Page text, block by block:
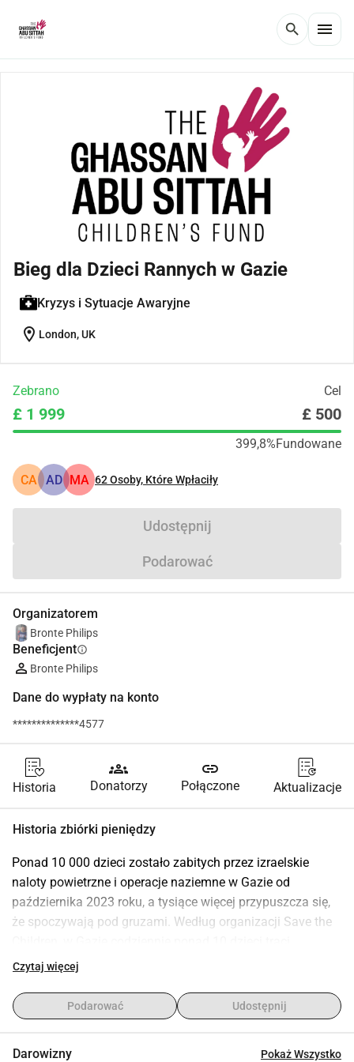
search menu
Bieg dla Dzieci Rannych w Gazie
Kryzys i Sytuacje Awaryjne
location_on London, UK
Zebrano Cel
£ 1 999 £ 500
399,8%Fundowane
CA AD MA 62Osoby, Które Wpłaciły
Udostępnij
Podarować
Organizatorem
Bronte Philips
Beneficjentinfo
Bronte Philips
Dane do wypłaty na konto
**************4577
Historia
groups
Donatorzy
link
Połączone Aktualizacje
Historia zbiórki pieniędzy
Ponad 10 000 dzieci zostało zabitych przez izraelskie
naloty powietrzne i operacje naziemne w Gazie od
października 2023 roku, a tysiące więcej przypuszcza się,
że spoczywają pod gruzami. Według organizacji Save the
kończynę. Tam, gdzie możliwa jest opieka medyczna,
dostępu do odpowiednich środków medycznych (w tym
zmiany opatrunków w celu ograniczenia ryzyka infekcji),
Czytaj więcej
Podarować Udostępnij
Darowizny Pokaż Wszystko